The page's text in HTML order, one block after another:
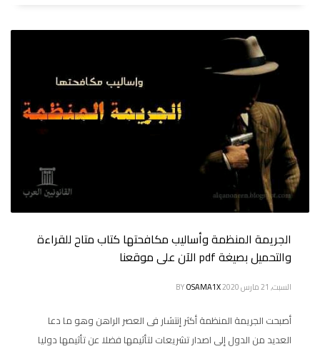
الجريمة المنظمة وأساليب مكافحتها كتاب متاح للقراءة
والتحميل بصيغة pdf الآن على موقعنا
السبت, 21 مارس 2020 BYOSAMA1X
أصبحت الجريمة المنظمة أكثر إنتشار فى العصر الراهن وهو ما دعا
العديد من الدول إلى اصدار تشريعات لتأثيمها فضلا عن تأثيمها دوليا